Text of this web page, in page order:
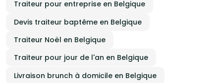
Traiteur pour entreprise en Belgique
Devis traiteur baptême en Belgique
Traiteur Noël en Belgique
Traiteur pour jour de l'an en Belgique
Livraison brunch à domicile en Belgique